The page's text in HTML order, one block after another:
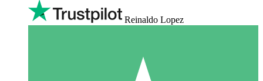
Reinaldo Lopez